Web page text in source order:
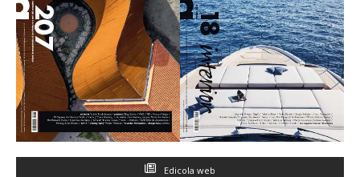
Edicola web